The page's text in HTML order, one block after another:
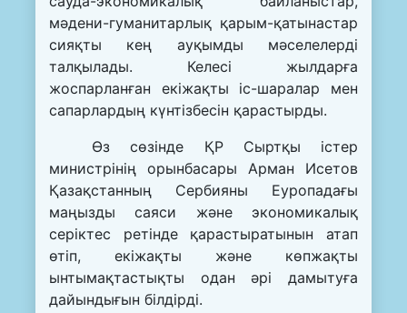
мәдени-гуманитарлық қарым-қатынастар
сияқты кең ауқымды мәселелерді
талқылады. Келесі жылдарға
жоспарланған екіжақты іс-шаралар мен
сапарлардың күнтізбесін қарастырды.
Өз сөзінде ҚР Сыртқы істер
министрінің орынбасары Арман Исетов
Қазақстанның Сербияны Еуропадағы
маңызды саяси және экономикалық
серіктес ретінде қарастыратынын атап
өтіп, екіжақты және көпжақты
ынтымақтастықты одан әрі дамытуға
дайындығын білдірді.